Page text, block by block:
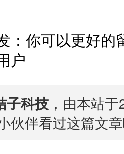
：你可以更好的
户
子科技，由本站
伙伴看过这篇文